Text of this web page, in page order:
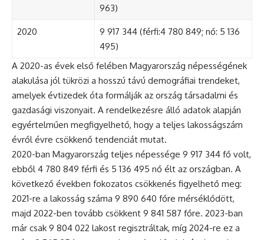
963)
2020
9 917 344 (férfi:4 780 849; nő: 5 136
495)
A 2020-as évek első felében Magyarország népességének
alakulása jól tükrözi a hosszú távú demográfiai trendeket,
amelyek évtizedek óta formálják az ország társadalmi és
gazdasági viszonyait. A rendelkezésre álló adatok alapján
egyértelműen megfigyelhető, hogy a teljes lakosságszám
évről évre csökkenő tendenciát mutat.
2020-ban Magyarország teljes népessége 9 917 344 fő volt,
ebből 4 780 849 férfi és 5 136 495 nő élt az országban. A
következő években fokozatos csökkenés figyelhető meg:
2021-re a lakosság száma 9 890 640 főre mérséklődött,
majd 2022-ben tovább csökkent 9 841 587 főre. 2023-ban
már csak 9 804 022 lakost regisztráltak, míg 2024-re ez a